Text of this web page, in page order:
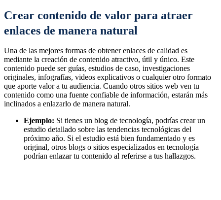
Crear contenido de valor para atraer
enlaces de manera natural
Una de las mejores formas de obtener enlaces de calidad es
mediante la creación de contenido atractivo, útil y único. Este
contenido puede ser guías, estudios de caso, investigaciones
originales, infografías, videos explicativos o cualquier otro formato
que aporte valor a tu audiencia. Cuando otros sitios web ven tu
contenido como una fuente confiable de información, estarán más
inclinados a enlazarlo de manera natural.
Ejemplo: Si tienes un blog de tecnología, podrías crear un
estudio detallado sobre las tendencias tecnológicas del
próximo año. Si el estudio está bien fundamentado y es
original, otros blogs o sitios especializados en tecnología
podrían enlazar tu contenido al referirse a tus hallazgos.